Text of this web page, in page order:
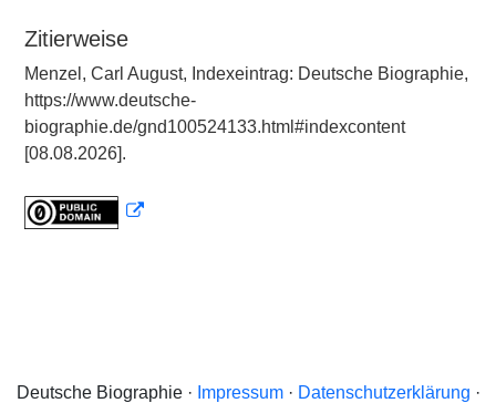
Zitierweise
Menzel, Carl August, Indexeintrag: Deutsche Biographie,
https://www.deutsche-
biographie.de/gnd100524133.html#indexcontent
[08.08.2026].
Deutsche Biographie · Impressum· Datenschutzerklärung ·